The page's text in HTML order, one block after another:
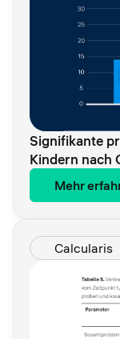
Signifikante
Kindern nach
Mehr
Calcularis